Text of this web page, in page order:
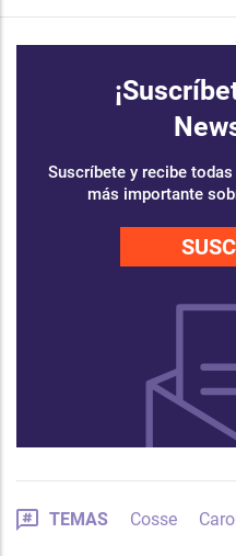
Suscríbete y recibe
más importante
TEMAS Cosse